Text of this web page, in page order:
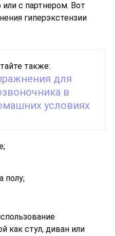
с партнером. Вот
гиперэкстензии
также:
для
в
условиях
полу;
как стул, диван или